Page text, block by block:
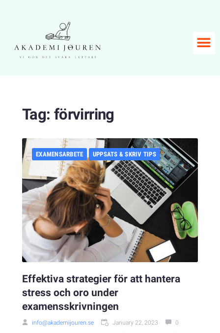
Tag: förvirring
EXAMENSARBETE UPPSATS & SKRIV TIPS
Effektiva strategier för att hantera
stress och oro under
examensskrivningen
info@akademijouren.se January 22, 2023 0